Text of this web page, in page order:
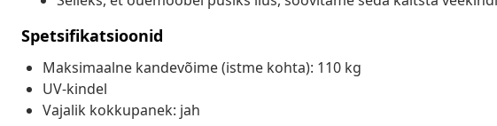
Spetsifikatsioonid
Maksimaalne kandevõime (istme kohta): 110 kg
UV-kindel
Vajalik kokkupanek: jah